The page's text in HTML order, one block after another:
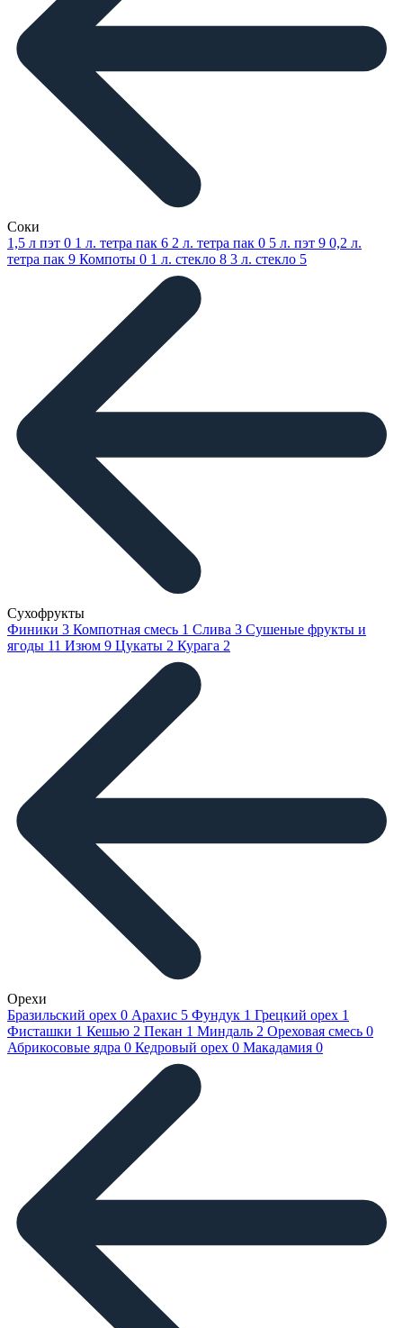
Соки
1,5 л пэт 0 1 л. тетра пак 6 2 л. тетра пак 0 5 л. пэт 9 0,2 л.
тетра пак 9 Компоты 0 1 л. стекло 8 3 л. стекло 5
Сухофрукты
Финики 3 Компотная смесь 1 Слива 3 Сушеные фрукты и
ягоды 11 Изюм 9 Цукаты 2 Курага 2
Орехи
Бразильский орех 0 Арахис 5 Фундук 1 Грецкий орех 1
Фисташки 1 Кешью 2 Пекан 1 Миндаль 2 Ореховая смесь 0
Абрикосовые ядра 0 Кедровый орех 0 Макадамия 0